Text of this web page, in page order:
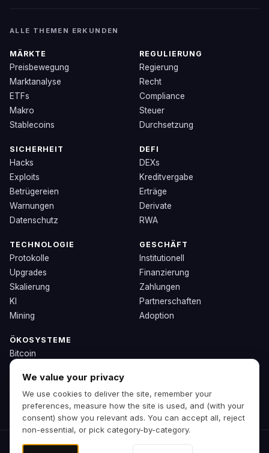
ALLE THEMEN ERKUNDEN
MÄRKTE
Preisbewegung
Marktanalyse
ETFs
Makro
Stablecoins
REGULIERUNG
Regierung
Recht
Compliance
Steuer
Durchsetzung
SICHERHEIT
Hacks
Exploits
Betrügereien
Warnungen
Datenschutz
DEFI
DEXs
Kreditvergabe
Erträge
Derivate
RWA
TECHNOLOGIE
Protokolle
Upgrades
Skalierung
KI
Mining
GESCHÄFT
Institutionell
Finanzierung
Zahlungen
Partnerschaften
Adoption
ÖKOSYSTEME
Bitcoin
Ethereum
Solana
BNB
Andere Chains
© 2026 Zipp. Vorschau-Build.
We value your privacy
We use cookies to deliver the site, remember your
preferences, measure how the site is used, and (with your
consent) show you relevant ads. You can accept all, reject
non-essential, or pick category-by-category.